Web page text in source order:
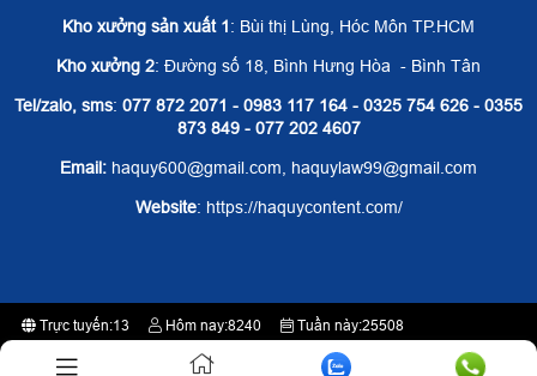
Kho xưởng sản xuất 1: Bùi thị Lùng, Hóc Môn TP.HCM
Kho xưởng 2: Đường số 18, Bình Hưng Hòa - Bình Tân
Tel/zalo, sms: 077 872 2071 - 0983 117 164 - 0325 754 626 - 0355
873 849 - 077 202 4607
Email: haquy600@gmail.com, haquylaw99@gmail.com
Website: https://haquycontent.com/
Trực tuyến:13 Hôm nay:8240 Tuần này:25508
Tất cả: